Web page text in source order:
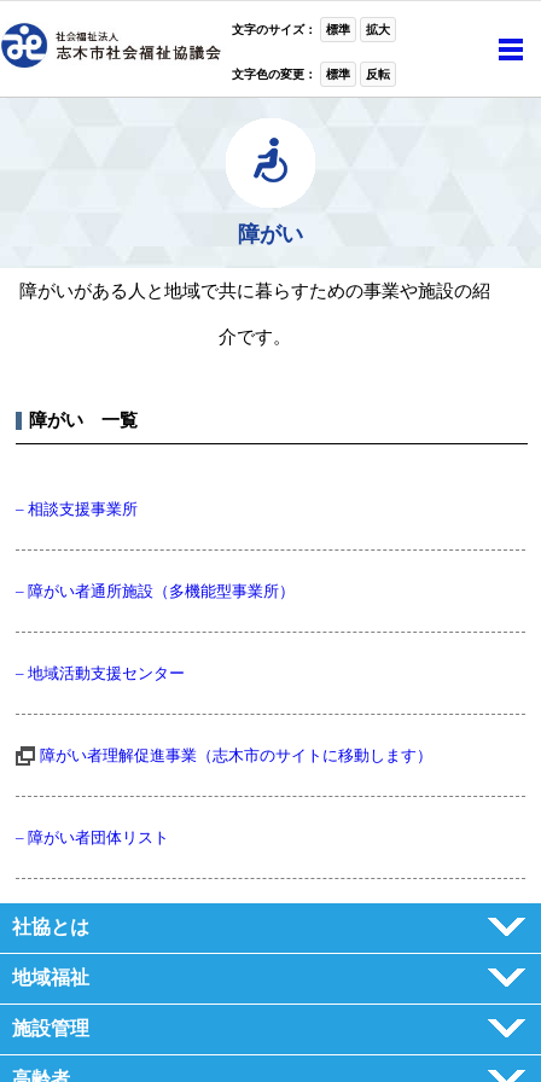
文字のサイズ： 標準 拡大
文字色の変更： 標準 反転
障がい
障がいがある人と地域で共に暮らすための事業や施設の紹
介です。
障がい 一覧
– 相談支援事業所
– 障がい者通所施設（多機能型事業所）
– 地域活動支援センター
障がい者理解促進事業（志木市のサイトに移動します）
– 障がい者団体リスト
社協とは
地域福祉
施設管理